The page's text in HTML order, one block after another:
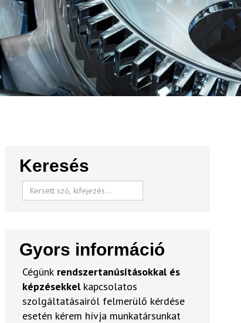
Keresés
Gyors információ
Cégünk rendszertanúsításokkal és
képzésekkel kapcsolatos
szolgáltatásairól felmerülő kérdése
esetén kérem hívja munkatársunkat